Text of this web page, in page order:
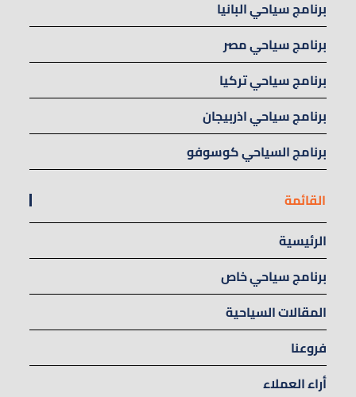
برنامج سياحي البانيا
برنامج سياحي مصر
برنامج سياحي تركيا
برنامج سياحي اذربيجان
برنامج السياحي كوسوفو
القائمة
الرئيسية
برنامج سياحي خاص
المقالات السياحية
فروعنا
أراء العملاء